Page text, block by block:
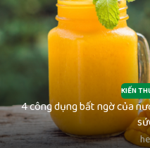
KIẾN
4 công dụng bất ngờ của